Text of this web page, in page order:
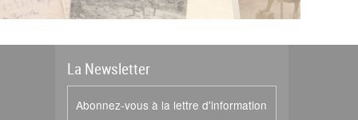
La Newsletter
Abonnez-vous à la lettre d'information